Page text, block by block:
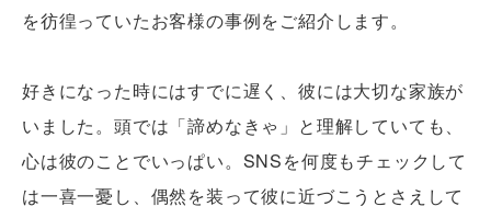
を彷徨っていたお客様の事例をご紹介します。
好きになった時にはすでに遅く、彼には大切な家族が
いました。頭では「諦めなきゃ」と理解していても、
心は彼のことでいっぱい。SNSを何度もチェックして
は一喜一憂し、偶然を装って彼に近づこうとさえして